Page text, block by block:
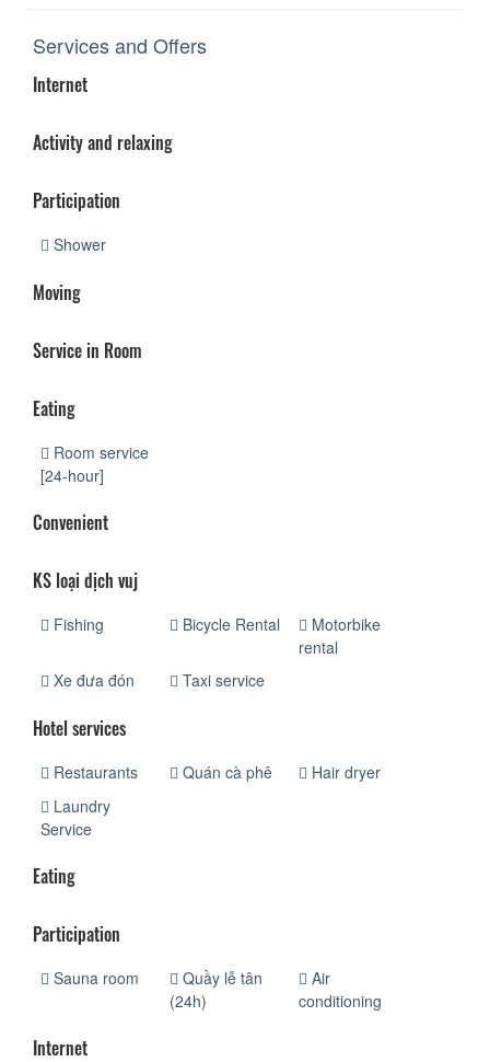
Services and Offers
Internet
Activity and relaxing
Participation
Shower
Moving
Service in Room
Eating
Room service
[24-hour]
Convenient
KS loại dịch vuj
Fishing Bicycle Rental
Motorbike
rental
Xe đưa đón
Taxi service
Hotel services
Restaurants Quán cà phê
Hair dryer
Laundry
Service
Eating
Participation
Sauna room
Quầy lễ tân
(24h)
Air
conditioning
Internet